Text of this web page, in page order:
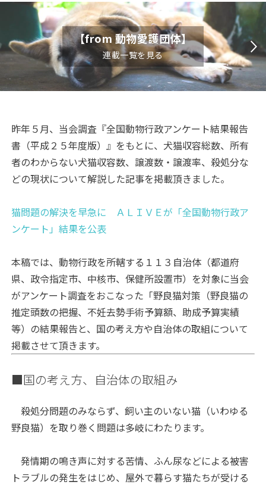
【from 動物愛護団体】
連載一覧を見る
昨年５月、当会調査『全国動物行政アンケート結果報告
書（平成２５年度版）』をもとに、犬猫収容総数、所有
者のわからない犬猫収容数、譲渡数・譲渡率、殺処分な
どの現状について解説した記事を掲載頂きました。
猫問題の解決を早急に ＡＬＩＶＥが「全国動物行政ア
ンケート」結果を公表
本稿では、動物行政を所轄する１１３自治体（都道府
県、政令指定市、中核市、保健所設置市）を対象に当会
がアンケート調査をおこなった「野良猫対策（野良猫の
推定頭数の把握、不妊去勢手術予算額、助成予算実績
等）の結果報告と、国の考え方や自治体の取組について
掲載させて頂きます。
■国の考え方、自治体の取組み
殺処分問題のみならず、飼い主のいない猫（いわゆる
野良猫）を取り巻く問題は多岐にわたります。
発情期の鳴き声に対する苦情、ふん尿などによる被害
トラブルの発生をはじめ、屋外で暮らす猫たちが受ける